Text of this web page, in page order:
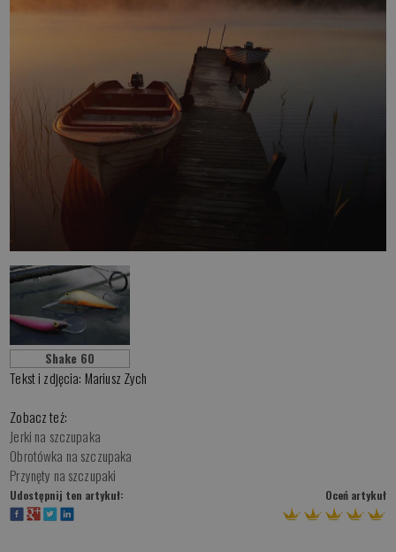
Shake 60
Tekst i zdjęcia: Mariusz Zych
Zobacz też:
Jerki na szczupaka
Obrotówka na szczupaka
Przynęty na szczupaki
Udostępnij ten artykuł: Oceń artykuł